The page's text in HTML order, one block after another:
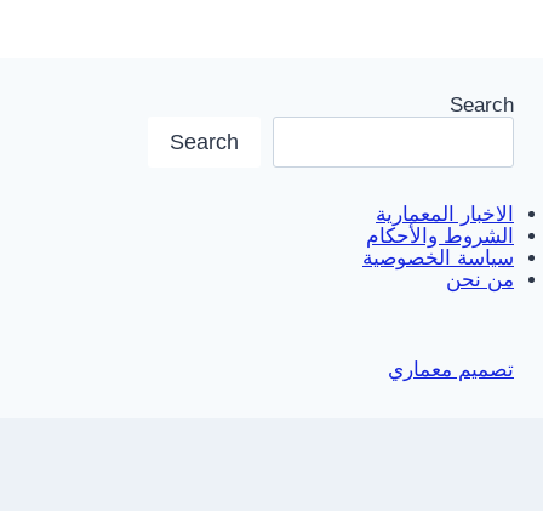
Search
Search
الاخبار المعمارية
الشروط والأحكام
سياسة الخصوصية
من نحن
تصميم معماري